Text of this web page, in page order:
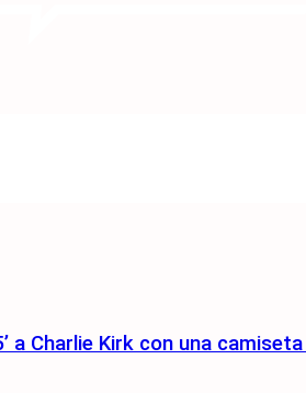
a Charlie Kirk con una